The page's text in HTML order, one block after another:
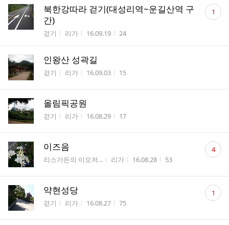
북한강따라 걷기(대성리역~운길산역 구
간)
게시판명
걷기 작성자
리가 작성시간
16.09.19 조회수
24
댓
글 1
인왕산 성곽길
게시판명
걷기 작성자
리가 작성시간
16.09.03 조회수
15
올림픽공원
게시판명
걷기 작성자
리가 작성시간
16.08.29 조회수
17
이즈음
게시판명
리스가든의 이모저... 작성자
리가 작성시간
16.08.28 조회수
53
댓
글 4
약현성당
게시판명
걷기 작성자
리가 작성시간
16.08.27 조회수
75
댓
글 1